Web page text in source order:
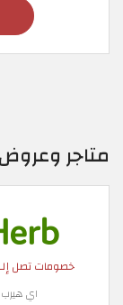
متاجر
خصومات تصل إلى
اي هيرب